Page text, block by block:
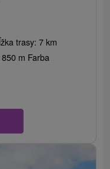
trasy: 7 km
m Farba